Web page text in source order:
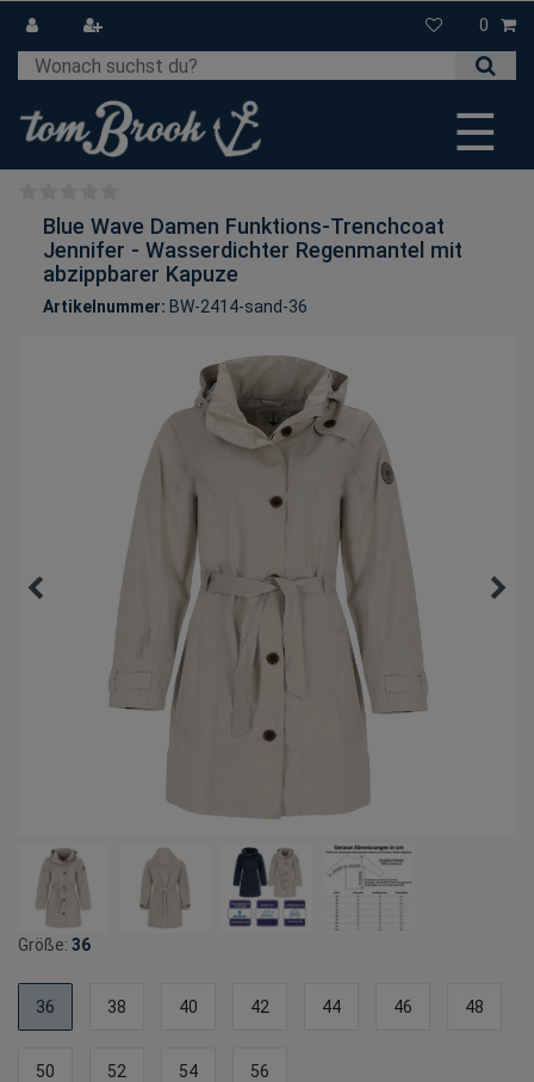
0
☰
Blue Wave Damen Funktions-Trenchcoat
Jennifer - Wasserdichter Regenmantel mit
abzippbarer Kapuze
Artikelnummer: BW-2414-sand-36
Größe: 36
36 38 40 42 44 46 48
50 52 54 56